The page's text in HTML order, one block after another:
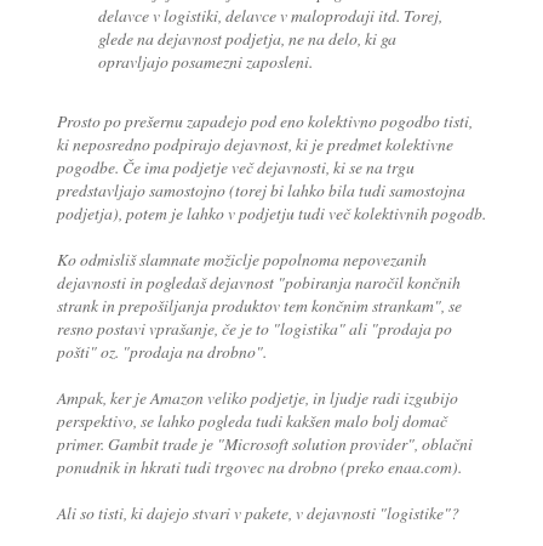
delavce v logistiki, delavce v maloprodaji itd. Torej,
glede na dejavnost podjetja, ne na delo, ki ga
opravljajo posamezni zaposleni.
Prosto po prešernu zapadejo pod eno kolektivno pogodbo tisti,
ki neposredno podpirajo dejavnost, ki je predmet kolektivne
pogodbe. Če ima podjetje več dejavnosti, ki se na trgu
predstavljajo samostojno (torej bi lahko bila tudi samostojna
podjetja), potem je lahko v podjetju tudi več kolektivnih pogodb.
Ko odmisliš slamnate možiclje popolnoma nepovezanih
dejavnosti in pogledaš dejavnost "pobiranja naročil končnih
strank in prepošiljanja produktov tem končnim strankam", se
resno postavi vprašanje, če je to "logistika" ali "prodaja po
pošti" oz. "prodaja na drobno".
Ampak, ker je Amazon veliko podjetje, in ljudje radi izgubijo
perspektivo, se lahko pogleda tudi kakšen malo bolj domač
primer. Gambit trade je "Microsoft solution provider", oblačni
ponudnik in hkrati tudi trgovec na drobno (preko enaa.com).
Ali so tisti, ki dajejo stvari v pakete, v dejavnosti "logistike"?